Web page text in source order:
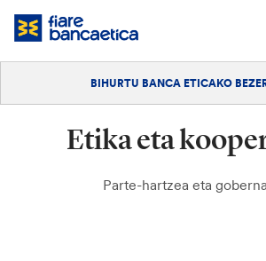
Pasatu
edukia
Bihurtu bezero
BIHURTU BANCA ETICAKO
Etika eta
Parte-hartzea eta